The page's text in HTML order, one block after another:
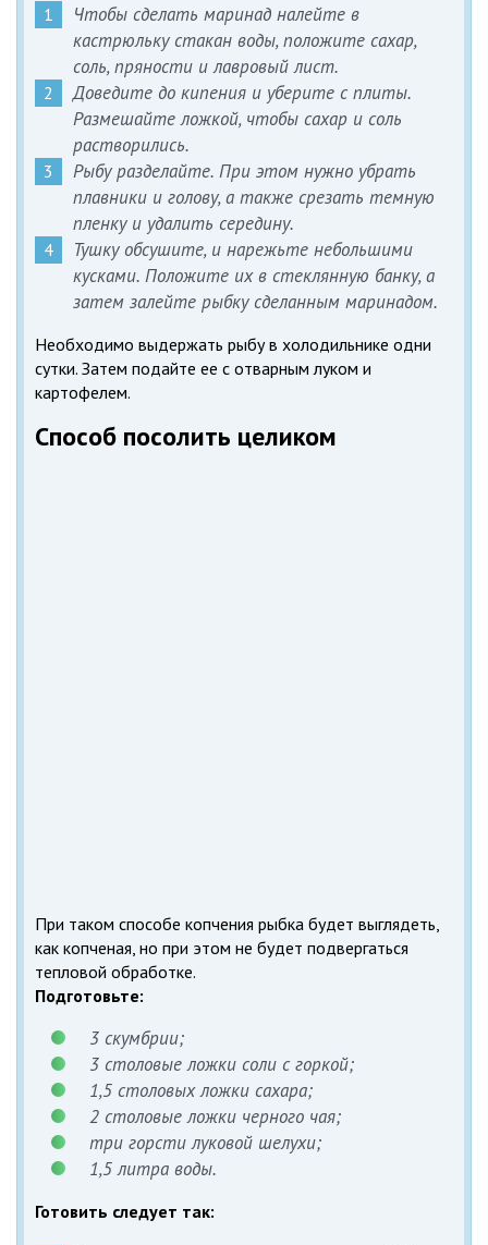
Чтобы сделать маринад налейте в
кастрюльку стакан воды, положите сахар,
соль, пряности и лавровый лист.
Доведите до кипения и уберите с плиты.
Размешайте ложкой, чтобы сахар и соль
растворились.
Рыбу разделайте. При этом нужно убрать
плавники и голову, а также срезать темную
пленку и удалить середину.
Тушку обсушите, и нарежьте небольшими
кусками. Положите их в стеклянную банку, а
затем залейте рыбку сделанным маринадом.
Необходимо выдержать рыбу в холодильнике одни
сутки. Затем подайте ее с отварным луком и
картофелем.
Способ посолить целиком
При таком способе копчения рыбка будет выглядеть,
как копченая, но при этом не будет подвергаться
тепловой обработке.
Подготовьте:
3 скумбрии;
3 столовые ложки соли с горкой;
1,5 столовых ложки сахара;
2 столовые ложки черного чая;
три горсти луковой шелухи;
1,5 литра воды.
Готовить следует так: